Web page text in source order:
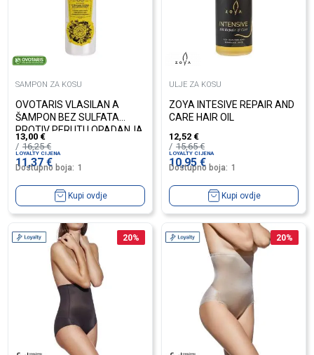
SAMPON ZA KOSU
OVOTARIS VLASILAN A
ŠAMPON BEZ SULFATA
PROTIV PERUTI I OPADANJA
KOSE
13,00 €
16,25€
LOYALTY CIJENA
11,37€
Dostupno boja: 1
Kupi ovdje
ULJE ZA KOSU
ZOYA INTESIVE REPAIR AND
CARE HAIR OIL
12,52 €
15,65€
LOYALTY CIJENA
10,95€
Dostupno boja: 1
Kupi ovdje
20% 20%